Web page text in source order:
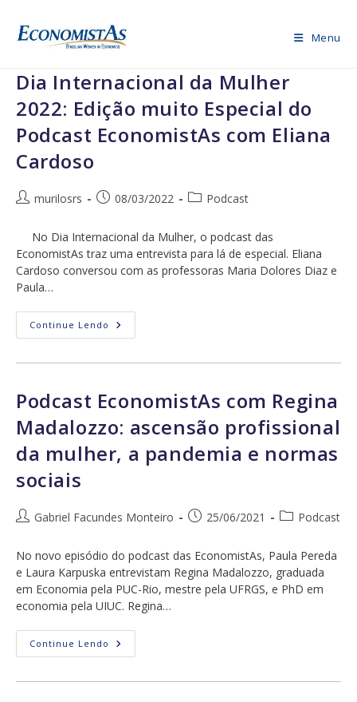
para
Menu
Dia Internacional da Mulher
2022: Edição muito Especial do
Podcast EconomistAs com Eliana
Cardoso
Autor
post:
murilosrs
Post08/03/2022
Categoria
post:
Podcast
No Dia Internacional da Mulher, o podcast das
EconomistAs traz uma entrevista para lá de especial. Eliana
Cardoso conversou com as professoras Maria Dolores Diaz e
Paula…
Continue Lendo Dia
Internacional
Especial
Podcast
EconomistAs
Com
Eliana
Cardoso
Podcast EconomistAs com Regina
Madalozzo: ascensão profissional
da mulher, a pandemia e normas
sociais
Autor
post:
Gabriel Facundes Monteiro
Post25/06/2021
Categoria
post:
Podcast
No novo episódio do podcast das EconomistAs, Paula Pereda
e Laura Karpuska entrevistam Regina Madalozzo, graduada
em Economia pela PUC-Rio, mestre pela UFRGS, e PhD em
economia pela UIUC. Regina…
Continue Lendo Podcast
EconomistAs